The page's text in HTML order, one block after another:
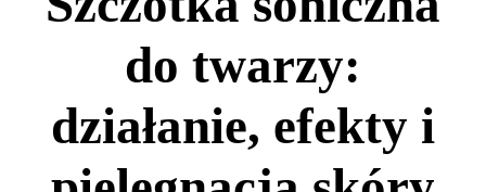
do twarzy:
działanie, efekty i